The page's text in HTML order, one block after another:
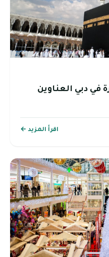
في دبي العناوين
اقرأ المزيد ←